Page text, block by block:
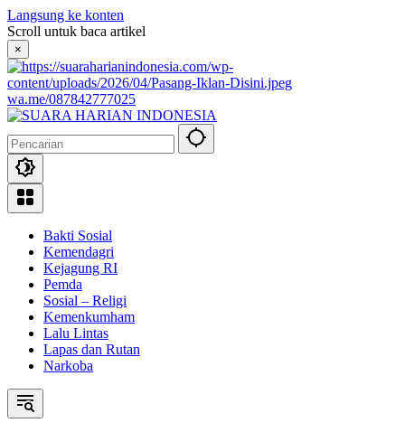
Langsung ke konten
Scroll untuk baca artikel
×
wa.me/087842777025
Bakti Sosial
Kemendagri
Kejagung RI
Pemda
Sosial – Religi
Kemenkumham
Lalu Lintas
Lapas dan Rutan
Narkoba